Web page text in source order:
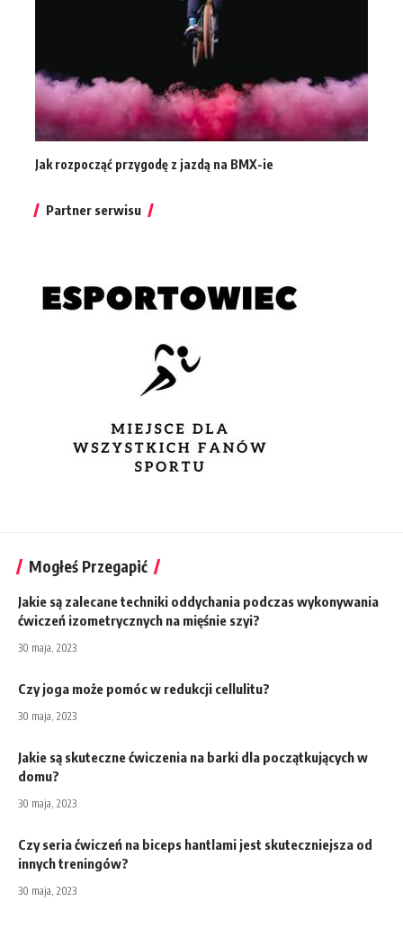
Jak rozpocząć przygodę z jazdą na BMX-ie
Partner serwisu
Mogłeś Przegapić
Jakie są zalecane techniki oddychania podczas wykonywania
ćwiczeń izometrycznych na mięśnie szyi?
30 maja, 2023
Czy joga może pomóc w redukcji cellulitu?
30 maja, 2023
Jakie są skuteczne ćwiczenia na barki dla początkujących w
domu?
30 maja, 2023
Czy seria ćwiczeń na biceps hantlami jest skuteczniejsza od
innych treningów?
30 maja, 2023